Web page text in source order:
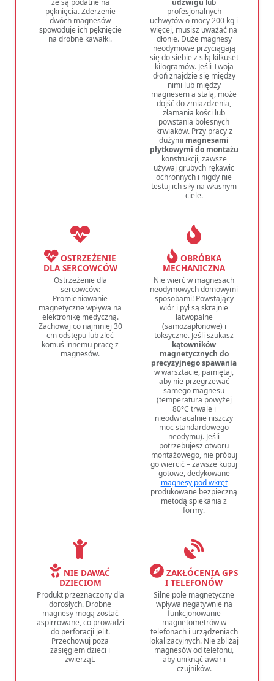
pęknięcia. Zderzenie
dwóch magnesów
spowoduje ich pęknięcie
na drobne kawałki.
profesjonalnych
uchwytów o mocy 200 kg i
więcej, musisz uważać na
dłonie. Duże magnesy
neodymowe przyciągają
się do siebie z siłą kilkuset
kilogramów. Jeśli Twoja
dłoń znajdzie się między
nimi lub między
magnesem a stalą, może
dojść do zmiażdżenia,
złamania kości lub
powstania bolesnych
krwiaków. Przy pracy z
dużymi magnesami
płytkowymi do montażu
konstrukcji, zawsze
używaj grubych rękawic
ochronnych i nigdy nie
testuj ich siły na własnym
ciele.
OSTRZEŻENIE
DLA SERCOWCÓW
Ostrzeżenie dla
sercowców:
Promieniowanie
magnetyczne wpływa na
elektronikę medyczną.
Zachowaj co najmniej 30
cm odstępu lub zleć
komuś innemu pracę z
magnesów.
OBRÓBKA
MECHANICZNA
Nie wierć w magnesach
neodymowych domowymi
sposobami! Powstający
wiór i pył są skrajnie
łatwopalne
(samozapłonowe) i
toksyczne. Jeśli szukasz
kątowników
magnetycznych do
precyzyjnego spawania
w warsztacie, pamiętaj,
aby nie przegrzewać
samego magnesu
(temperatura powyżej
80°C trwale i
nieodwracalnie niszczy
moc standardowego
neodymu). Jeśli
potrzebujesz otworu
montażowego, nie próbuj
go wiercić – zawsze kupuj
gotowe, dedykowane
magnesy pod wkręt
produkowane bezpieczną
metodą spiekania z
formy.
NIE DAWAĆ
DZIECIOM
Produkt przeznaczony dla
dorosłych. Drobne
magnesy mogą zostać
aspirrowane, co prowadzi
do perforacji jelit.
Przechowuj poza
zasięgiem dzieci i
zwierząt.
ZAKŁÓCENIA GPS
I TELEFONÓW
Silne pole magnetyczne
wpływa negatywnie na
funkcjonowanie
magnetometrów w
telefonach i urządzeniach
lokalizacyjnych. Nie zbliżaj
magnesów od telefonu,
aby uniknąć awarii
czujników.